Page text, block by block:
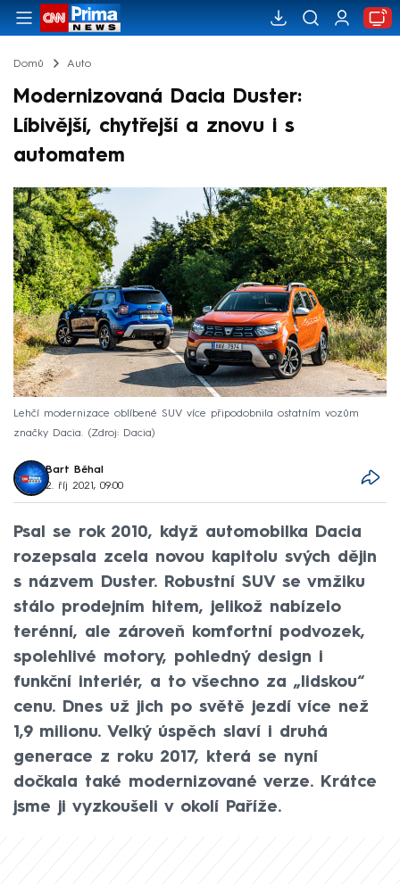
Domů Auto
Modernizovaná Dacia Duster:
Líbivější, chytřejší a znovu i s
automatem
Lehčí modernizace oblíbené SUV více připodobnila ostatním vozům
značky Dacia.
Zdroj: Dacia
Bart Běhal
2. říj 2021, 09:00
Psal se rok 2010, když automobilka Dacia
rozepsala zcela novou kapitolu svých dějin
s názvem Duster. Robustní SUV se vmžiku
stálo prodejním hitem, jelikož nabízelo
terénní, ale zároveň komfortní podvozek,
spolehlivé motory, pohledný design i
funkční interiér, a to všechno za „lidskou“
cenu. Dnes už jich po světě jezdí více než
1,9 milionu. Velký úspěch slaví i druhá
generace z roku 2017, která se nyní
dočkala také modernizované verze. Krátce
jsme ji vyzkoušeli v okolí Paříže.